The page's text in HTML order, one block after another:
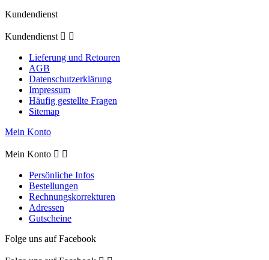
Kundendienst
Kundendienst  
Lieferung und Retouren
AGB
Datenschutzerklärung
Impressum
Häufig gestellte Fragen
Sitemap
Mein Konto
Mein Konto  
Persönliche Infos
Bestellungen
Rechnungskorrekturen
Adressen
Gutscheine
Folge uns auf Facebook